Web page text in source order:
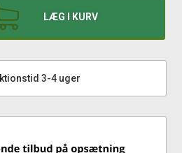
LÆG I KURV
3-4 uger